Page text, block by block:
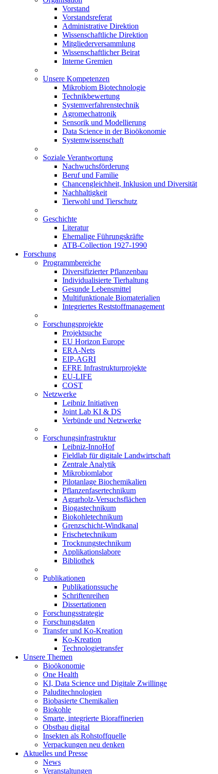
Vorstand
Vorstandsreferat
Administrative Direktion
Wissenschaftliche Direktion
Mitgliederversammlung
Wissenschaftlicher Beirat
Interne Gremien
Unsere Kompetenzen
Mikrobiom Biotechnologie
Technikbewertung
Systemverfahrenstechnik
Agromechatronik
Sensorik und Modellierung
Data Science in der Bioökonomie
Systemwissenschaft
Soziale Verantwortung
Nachwuchsförderung
Beruf und Familie
Chancengleichheit, Inklusion und Diversität
Nachhaltigkeit
Tierwohl und Tierschutz
Geschichte
Literatur
Ehemalige Führungskräfte
ATB-Collection 1927-1990
Forschung
Programmbereiche
Diversifizierter Pflanzenbau
Individualisierte Tierhaltung
Gesunde Lebensmittel
Multifunktionale Biomaterialien
Integriertes Reststoffmanagement
Forschungsprojekte
Projektsuche
EU Horizon Europe
ERA-Nets
EIP-AGRI
EFRE Infrastrukturprojekte
EU-LIFE
COST
Netzwerke
Leibniz Initiativen
Joint Lab KI & DS
Verbünde und Netzwerke
Forschungsinfrastruktur
Leibniz-InnoHof
Fieldlab für digitale Landwirtschaft
Zentrale Analytik
Mikrobiomlabor
Pilotanlage Biochemikalien
Pflanzenfasertechnikum
Agrarholz-Versuchsflächen
Biogastechnikum
Biokohletechnikum
Grenzschicht-Windkanal
Frischetechnikum
Trocknungstechnikum
Applikationslabore
Bibliothek
Publikationen
Publikationssuche
Schriftenreihen
Dissertationen
Forschungsstrategie
Forschungsdaten
Transfer und Ko-Kreation
Ko-Kreation
Technologietransfer
Unsere Themen
Bioökonomie
One Health
KI, Data Science und Digitale Zwillinge
Paluditechnologien
Biobasierte Chemikalien
Biokohle
Smarte, integrierte Bioraffinerien
Obstbau digital
Insekten als Rohstoffquelle
Verpackungen neu denken
Aktuelles und Presse
News
Veranstaltungen